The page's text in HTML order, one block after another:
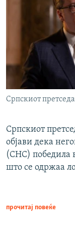
Српскиот
Српскиот
објави дека
(СНС) победила
што се одржаа
прочитај повеќе